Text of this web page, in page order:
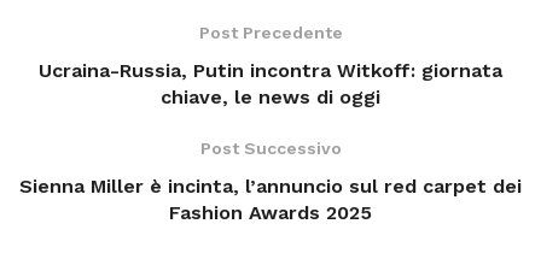
Post Precedente
Ucraina-Russia, Putin incontra Witkoff: giornata
chiave, le news di oggi
Post Successivo
Sienna Miller è incinta, l’annuncio sul red carpet dei
Fashion Awards 2025